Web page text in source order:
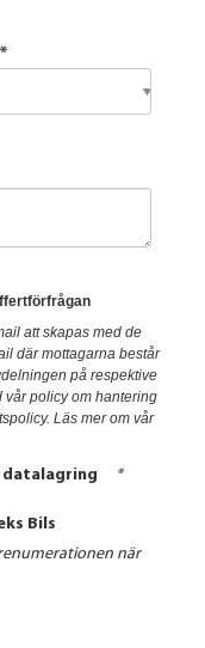
*
att skapas med de
där mottagarna består
på respektive
vår policy om hantering
Läs mer om vår
datalagring *
Bils
när